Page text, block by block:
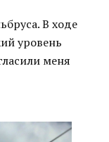
В ходе
уровень
меня